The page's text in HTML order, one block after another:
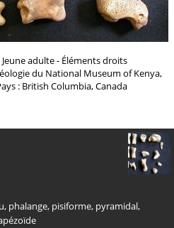
adulte - Éléments droits
du National Museum of Kenya,
: British Columbia, Canada
, phalange, pisiforme, pyramidal,